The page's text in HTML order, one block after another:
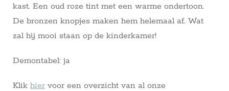
kast. Een oud roze tint met een warme ondertoon.
De bronzen knopjes maken hem helemaal af. Wat
zal hij mooi staan op de kinderkamer!
Demontabel: ja
Klik hier voor een overzicht van al onze